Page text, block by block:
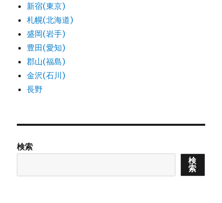
新宿(東京)
札幌(北海道)
盛岡(岩手)
豊田(愛知)
郡山(福島)
金沢(石川)
長野
検索
検
索